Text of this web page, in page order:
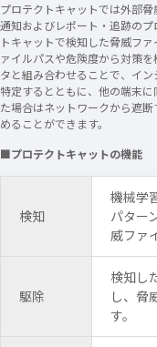
プロテクトキャットでは外部
通知およびレポート・追跡の
トキャットで検知した脅威フ
ァイルパスや危険度から対策
タと組み合わせることで、イ
特定するとともに、他の端末
た場合はネットワークから遮
めることができます。
■プロテクトキャットの機能
検知
機械学
パター
威ファ
駆除
検知し
し、脅
す。